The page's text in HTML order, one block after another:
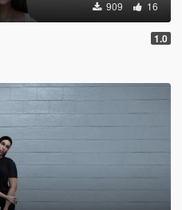
909 16
1.0